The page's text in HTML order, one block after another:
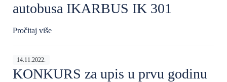
autobusa IKARBUS IK 301
Pročitaj više
14.11.2022.
KONKURS za upis u prvu godinu